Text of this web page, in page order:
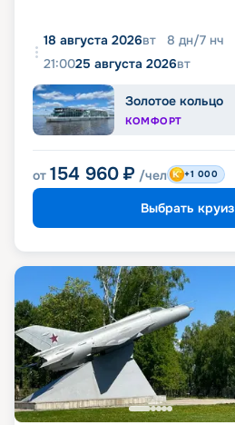
18 августа 2026вт 8 дн/7 нч
21:0025 августа 2026вт
Золотое кольцо
КОМФОРТ
от 154 960 ₽ /чел +1 000
Выбрать круиз